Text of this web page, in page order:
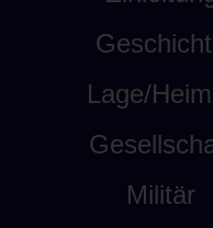
Lage/
Militär